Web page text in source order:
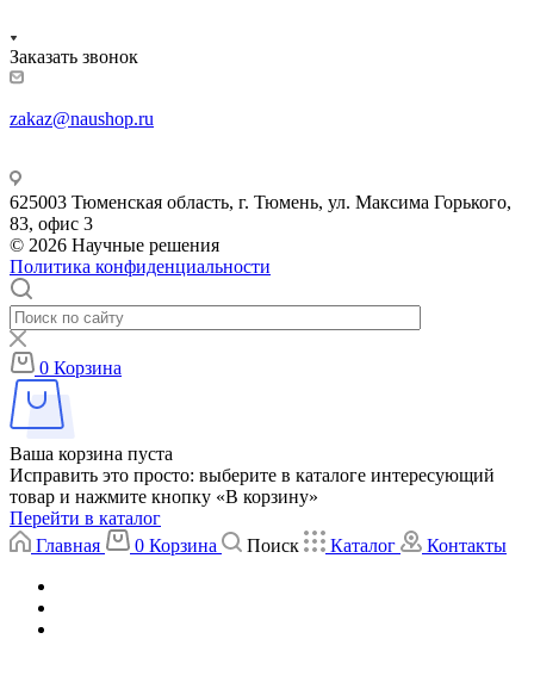
Заказать звонок
zakaz@naushop.ru
625003 Тюменская область, г. Тюмень, ул. Максима Горького,
83, офис 3
© 2026 Научные решения
Политика конфиденциальности
0 Корзина
Ваша корзина пуста
Исправить это просто: выберите в каталоге интересующий
товар и нажмите кнопку «В корзину»
Перейти в каталог
Главная
0 Корзина Поиск Каталог Контакты